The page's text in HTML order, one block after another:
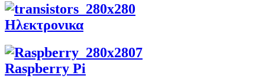
Ηλεκτρονικα
Raspberry Pi